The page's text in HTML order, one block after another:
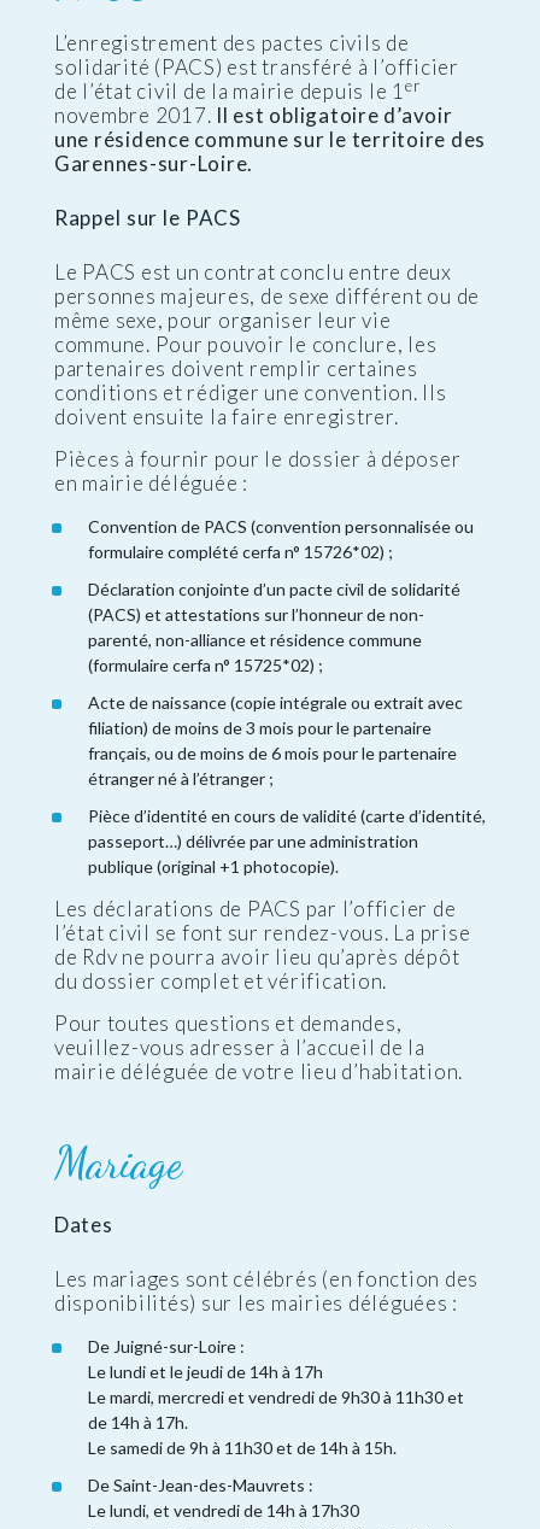
L’enregistrement des pactes civils de
solidarité (PACS) est transféré à l’officier
de l’état civil de la mairie depuis le 1 er
novembre 2017. Il est obligatoire d’avoir
une résidence commune sur le territoire des
Garennes-sur-Loire.
Rappel sur le PACS
Le PACS est un contrat conclu entre deux
personnes majeures, de sexe différent ou de
même sexe, pour organiser leur vie
commune. Pour pouvoir le conclure, les
partenaires doivent remplir certaines
conditions et rédiger une convention. Ils
doivent ensuite la faire enregistrer.
Pièces à fournir pour le dossier à déposer
en mairie déléguée :
Convention de PACS (convention personnalisée ou
formulaire complété cerfa n° 15726*02) ;
Déclaration conjointe d’un pacte civil de solidarité
(PACS) et attestations sur l’honneur de non-
parenté, non-alliance et résidence commune
(formulaire cerfa n° 15725*02) ;
Acte de naissance (copie intégrale ou extrait avec
filiation) de moins de 3 mois pour le partenaire
français, ou de moins de 6 mois pour le partenaire
étranger né à l’étranger ;
Pièce d’identité en cours de validité (carte d’identité,
passeport…) délivrée par une administration
publique (original +1 photocopie).
Les déclarations de PACS par l’officier de
l’état civil se font sur rendez-vous. La prise
de Rdv ne pourra avoir lieu qu’après dépôt
du dossier complet et vérification.
Pour toutes questions et demandes,
veuillez-vous adresser à l’accueil de la
mairie déléguée de votre lieu d’habitation.
Mariage
Dates
Les mariages sont célébrés (en fonction des
disponibilités) sur les mairies déléguées :
De Juigné-sur-Loire :
Le lundi et le jeudi de 14h à 17h
Le mardi, mercredi et vendredi de 9h30 à 11h30 et
de 14h à 17h.
Le samedi de 9h à 11h30 et de 14h à 15h.
De Saint-Jean-des-Mauvrets :
Le lundi, et vendredi de 14h à 17h30